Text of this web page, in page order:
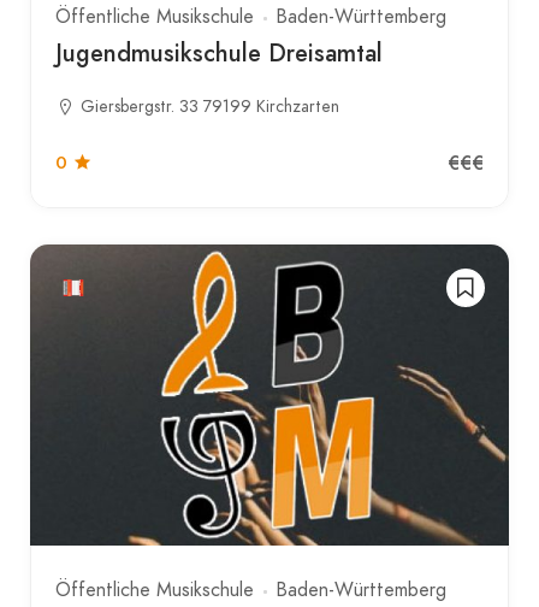
Öffentliche Musikschule Baden-Württemberg
Jugendmusikschule Dreisamtal
Giersbergstr. 33 79199 Kirchzarten
0 €€€
Öffentliche Musikschule Baden-Württemberg